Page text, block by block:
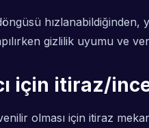
hızlanabildiğinden,
gizlilik uyumu ve
için itiraz/
olması için itiraz